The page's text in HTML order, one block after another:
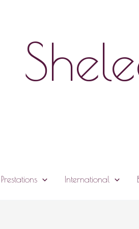
Prestations International